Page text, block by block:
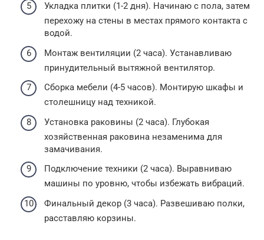
Укладка плитки (1-2 дня). Начинаю с пола, затем
перехожу на стены в местах прямого контакта с
водой.
Монтаж вентиляции (2 часа). Устанавливаю
принудительный вытяжной вентилятор.
Сборка мебели (4-5 часов). Монтирую шкафы и
столешницу над техникой.
Установка раковины (2 часа). Глубокая
хозяйственная раковина незаменима для
замачивания.
Подключение техники (2 часа). Выравниваю
машины по уровню, чтобы избежать вибраций.
Финальный декор (3 часа). Развешиваю полки,
расставляю корзины.